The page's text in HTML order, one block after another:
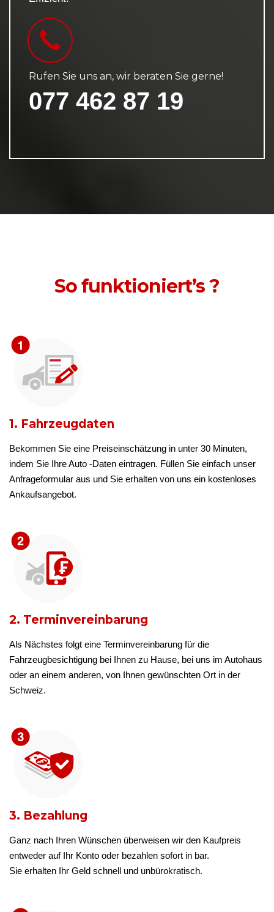
Rufen Sie uns an, wir beraten Sie gerne!
077 462 87 19
So funktioniert’s ?
1. Fahrzeugdaten
Bekommen Sie eine Preiseinschätzung in unter 30 Minuten,
indem Sie Ihre Auto -Daten eintragen. Füllen Sie einfach unser
Anfrageformular aus und Sie erhalten von uns ein kostenloses
Ankaufsangebot.
2. Terminvereinbarung
Als Nächstes folgt eine Terminvereinbarung für die
Fahrzeugbesichtigung bei Ihnen zu Hause, bei uns im Autohaus
oder an einem anderen, von Ihnen gewünschten Ort in der
Schweiz.
3. Bezahlung
Ganz nach Ihren Wünschen überweisen wir den Kaufpreis
entweder auf Ihr Konto oder bezahlen sofort in bar.
Sie erhalten Ihr Geld schnell und unbürokratisch.